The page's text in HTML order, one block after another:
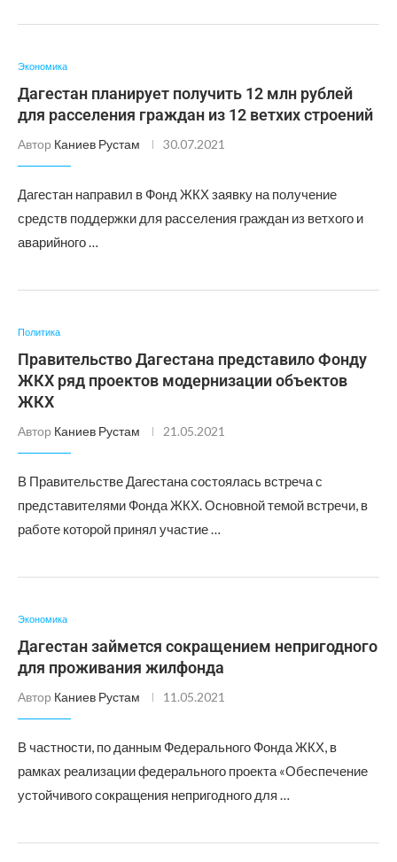
Экономика
Дагестан планирует получить 12 млн рублей
для расселения граждан из 12 ветхих строений
Автор Каниев Рустам 30.07.2021
Дагестан направил в Фонд ЖКХ заявку на получение
средств поддержки для расселения граждан из ветхого и
аварийного …
Политика
Правительство Дагестана представило Фонду
ЖКХ ряд проектов модернизации объектов
ЖКХ
Автор Каниев Рустам 21.05.2021
В Правительстве Дагестана состоялась встреча с
представителями Фонда ЖКХ. Основной темой встречи, в
работе которой принял участие …
Экономика
Дагестан займется сокращением непригодного
для проживания жилфонда
Автор Каниев Рустам 11.05.2021
В частности, по данным Федерального Фонда ЖКХ, в
рамках реализации федерального проекта «Обеспечение
устойчивого сокращения непригодного для …